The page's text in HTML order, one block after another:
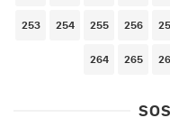
253 254 255 256
264 265